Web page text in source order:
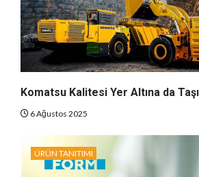
Komatsu Kalitesi Yer Altına da
6 Ağustos 2025
ÜRÜN TANITIMI